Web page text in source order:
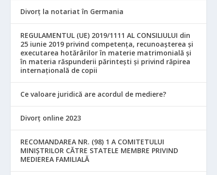
Divorț la notariat în Germania
REGULAMENTUL (UE) 2019/1111 AL CONSILIULUI din
25 iunie 2019 privind competența, recunoașterea și
executarea hotărârilor în materie matrimonială și
în materia răspunderii părintești și privind răpirea
internațională de copii
Ce valoare juridică are acordul de mediere?
Divorț online 2023
RECOMANDAREA NR. (98) 1 A COMITETULUI
MINIŞTRILOR CĂTRE STATELE MEMBRE PRIVIND
MEDIEREA FAMILIALĂ